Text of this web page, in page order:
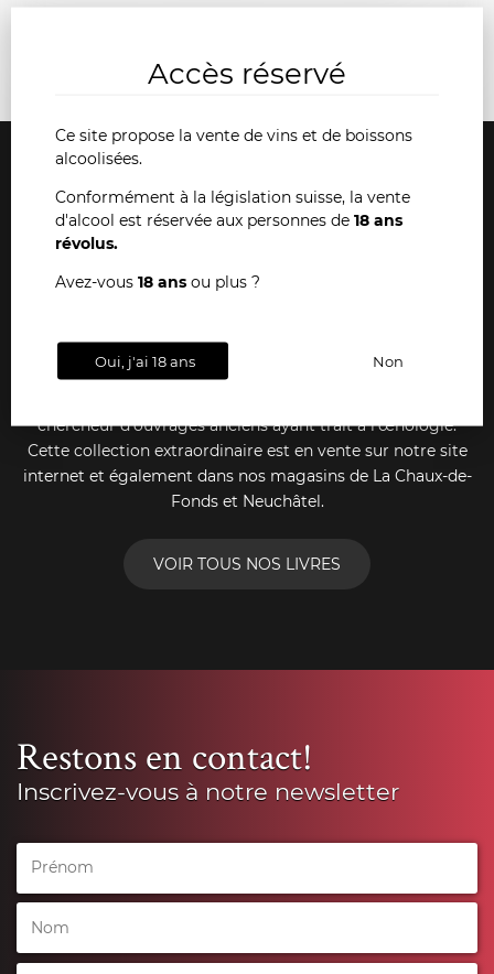
dès 36 bouteilles
sécurisés
Nos livres anciens
chercheur d'ouvrages anciens ayant trait à l'œnologie.
Cette collection extraordinaire est en vente sur notre site
internet et également dans nos magasins de La Chaux-de-
Fonds et Neuchâtel.
VOIR TOUS NOS LIVRES
Restons en contact!
Inscrivez-vous à notre newsletter
Accès réservé
Ce site propose la vente de vins et de boissons
alcoolisées.
Conformément à la législation suisse, la vente
d'alcool est réservée aux personnes de 18 ans
révolus.
Avez-vous 18 ans ou plus ?
Oui, j'ai 18 ans Non